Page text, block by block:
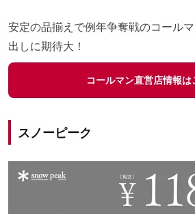
安定の品揃えで例年争奪戦のコール
出しに期待大！
コールマン直営店情報は
スノーピーク